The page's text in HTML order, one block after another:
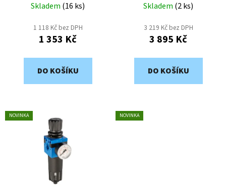
Skladem (16 ks)
1 118 Kč bez DPH
1 353 Kč
DO KOŠÍKU
Skladem (2 ks)
3 219 Kč bez DPH
3 895 Kč
DO KOŠÍKU
NOVINKA NOVINKA